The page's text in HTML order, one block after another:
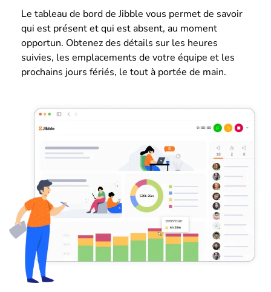
Le tableau de bord de Jibble vous permet de savoir
qui est présent et qui est absent, au moment
opportun. Obtenez des détails sur les heures
suivies, les emplacements de votre équipe et les
prochains jours fériés, le tout à portée de main.